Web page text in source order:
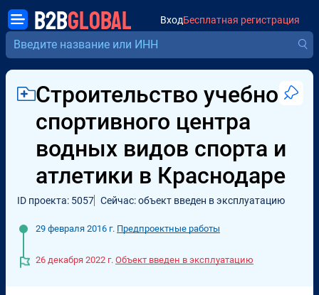
B2BGLOBAL ВходБесплатная регистрация
Строительство учебно-
спортивного центра
водных видов спорта и
атлетики в Краснодаре
ID проекта: 5057 Сейчас: объект введен в эксплуатацию
29 февраля 2016 г. Предпроектные работы
26 декабря 2022 г. Объект введен в эксплуатацию